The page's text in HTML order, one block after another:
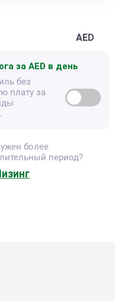
AED
за AED в день
без
плату за
более
период?